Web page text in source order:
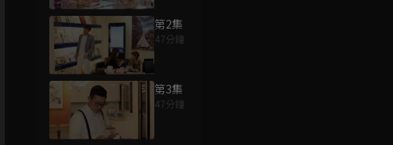
第2集
47分鐘
第3集
47分鐘